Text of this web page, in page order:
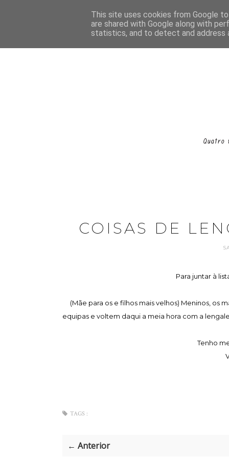
COISAS DE
Para juntar à
(Mãe para os e filhos mais velhos) Meninos, os
equipas e voltem daqui a meia hora com a
Tenho
TAGS :
← Anterior
This site uses cookies from Google
are shared with Google along with
statistics, and to detect and address